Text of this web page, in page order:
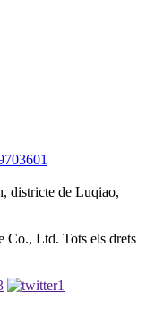
districte de Luqiao,
Ltd. Tots els drets